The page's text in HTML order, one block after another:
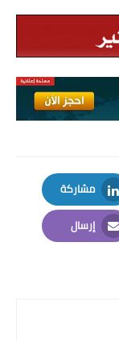
مشاركة
LinkedIn
إرسال
Email